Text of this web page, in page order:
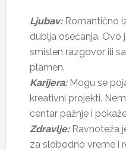
Ljubav:Romantično
dublja osećanja. Ovo
smislen razgovor ili
plamen.
Karijera:Mogu se
kreativni projekti.
centar pažnje i
Zdravlje:Ravnoteža
za slobodno vreme i